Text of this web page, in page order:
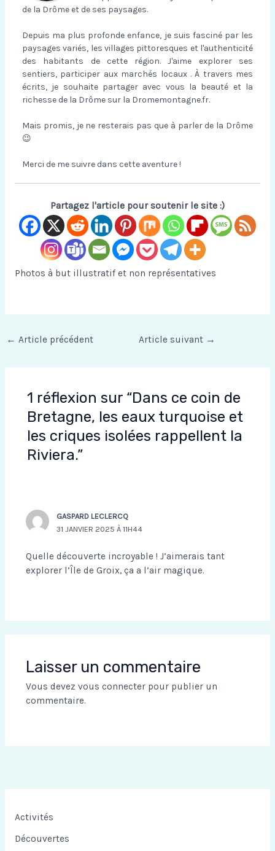
de la Drôme et de ses paysages.
Depuis ma plus profonde enfance, je suis fasciné par les
paysages variés, les villages pittoresques et l'authenticité
des habitants de cette région. J'aime explorer ses
sentiers, participer aux marchés locaux . À travers mes
écrits, je souhaite partager avec vous la beauté et la
richesse de la Drôme sur la Dromemontagne.fr.
Mais promis, je ne resterais pas que à parler de la Drôme
😉
Merci de me suivre dans cette aventure !
Partagez l'article pour soutenir le site :)
Photos à but illustratif et non représentatives
← Article précédent Article suivant →
1 réflexion sur “Dans ce coin de
Bretagne, les eaux turquoise et
les criques isolées rappellent la
Riviera.”
GASPARD LECLERCQ
31 JANVIER 2025 À 11H44
Quelle découverte incroyable ! J’aimerais tant
explorer l’Île de Groix, ça a l’air magique.
Laisser un commentaire
Vous devez vous connecterpour publier un
commentaire.
Activités
Découvertes